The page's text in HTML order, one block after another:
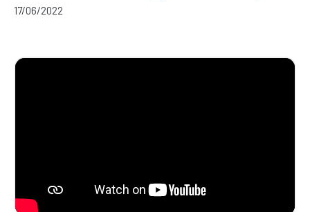
17/06/2022